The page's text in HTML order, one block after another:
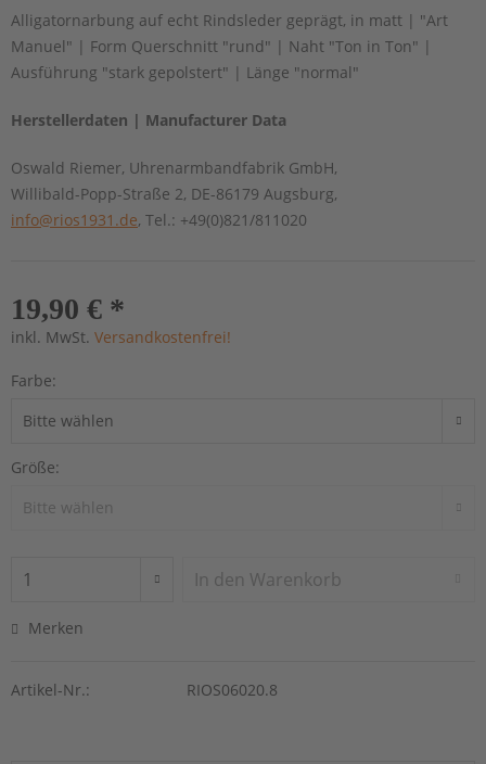
Alligatornarbung auf echt Rindsleder geprägt, in matt | "Art
Manuel" | Form Querschnitt "rund" | Naht "Ton in Ton" |
Ausführung "stark gepolstert" | Länge "normal"
Herstellerdaten | Manufacturer Data
Oswald Riemer, Uhrenarmbandfabrik GmbH,
Willibald-Popp-Straße 2, DE-86179 Augsburg,
info@rios1931.de, Tel.: +49(0)821/811020
19,90 € *
inkl. MwSt. Versandkostenfrei!
Farbe:
Größe:
In den Warenkorb
Merken
Artikel-Nr.: RIOS06020.8